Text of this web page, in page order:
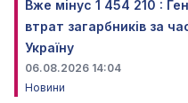
Вже мінус 1 454 210 :
втрат загарбників за
Україну
06.08.2026 14:04
Новини